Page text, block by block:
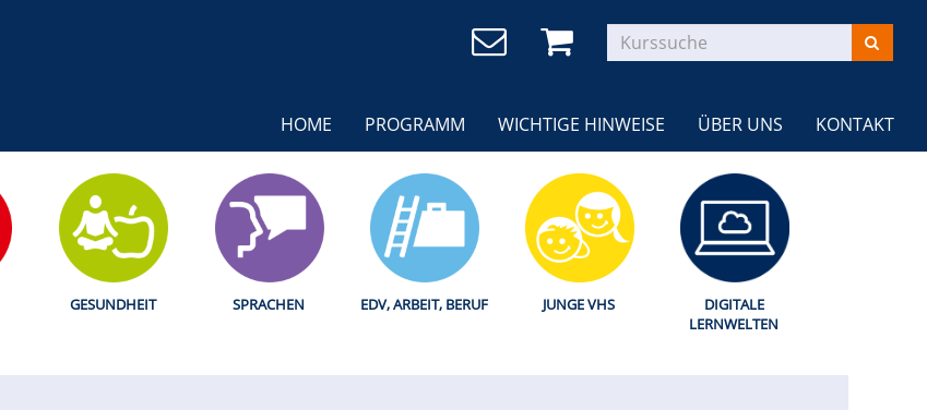
HOME PROGRAMM WICHTIGE HINWEISE ÜBER UNS KONTAKT
GESUNDHEIT SPRACHEN EDV, ARBEIT, BERUF JUNGE VHS
DIGITALE
LERNWELTEN